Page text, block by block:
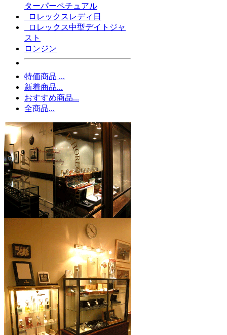
ターパーペチュアル
ロレックスレディ日
ロレックス中型デイトジャ
スト
ロンジン
特価商品 ...
新着商品...
おすすめ商品...
全商品...